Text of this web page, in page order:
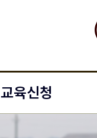
교육신청